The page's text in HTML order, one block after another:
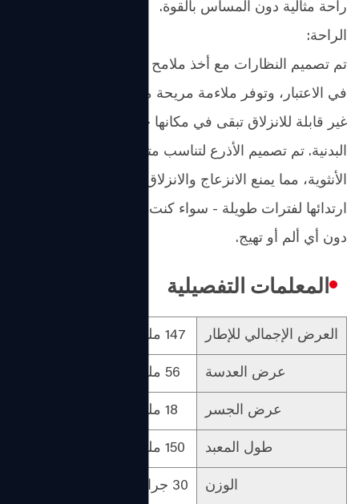
راحة مثالية دون المساس بالقوة.
الراحة:
تم تصميم النظارات مع أخذ ملامح الوجه الخاصة بالنساء
في الاعتبار، وتوفر ملاءمة مريحة مع وسادات أنف ناعمة
غير قابلة للانزلاق تبقى في مكانها حتى أثناء الأنشطة
البدنية. تم تصميم الأذرع لتناسب متوسط ​​مسافة الأذن
الأنثوية، مما يمنع الانزعاج والانزلاق، حتى تتمكن من
ارتدائها لفترات طويلة - سواء كنت تعمل أو تسترخي -
دون أي ألم أو تهيج.
المعلمات التفصيلية
العرض الإجمالي للإطار 147 ملم
عرض العدسة 56 ملم
عرض الجسر 18 ملم
طول المعبد 150 ملم
الوزن 30 جرام